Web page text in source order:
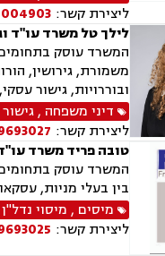
ליצירת קשר:
לילך טל משרד עו"ד
המשרד עוסק
משמורת, גירושין,
ובוררויות, גישור
דיני משפחה ,
ליצירת קשר:
טובה פריד משרד
המשרד עוסק בתחומים:
בין בעלי מניות,
מיסים , מיסוי נדל"ן
ליצירת קשר: